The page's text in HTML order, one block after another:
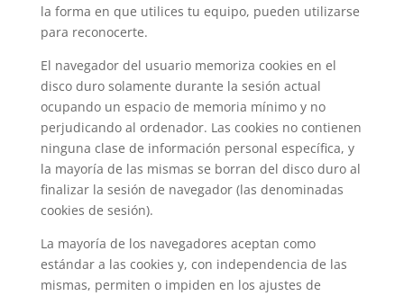
la forma en que utilices tu equipo, pueden utilizarse
para reconocerte.
El navegador del usuario memoriza cookies en el
disco duro solamente durante la sesión actual
ocupando un espacio de memoria mínimo y no
perjudicando al ordenador. Las cookies no contienen
ninguna clase de información personal específica, y
la mayoría de las mismas se borran del disco duro al
finalizar la sesión de navegador (las denominadas
cookies de sesión).
La mayoría de los navegadores aceptan como
estándar a las cookies y, con independencia de las
mismas, permiten o impiden en los ajustes de